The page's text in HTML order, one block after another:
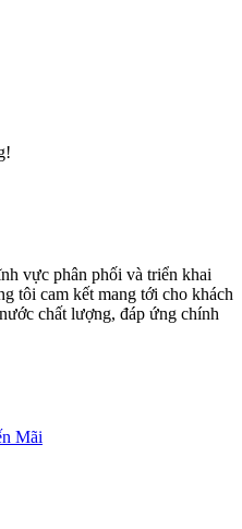
vực phân phối và triển khai
tôi cam kết mang tới cho khách
chất lượng, đáp ứng chính
Mãi